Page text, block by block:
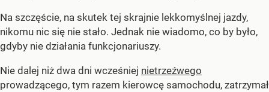
Na szczęście, na skutek tej skrajnie lekkomyślnej jazdy,
nikomu nic się nie stało. Jednak nie wiadomo, co by było,
gdyby nie działania funkcjonariuszy.
Nie dalej niż dwa dni wcześniej nietrzeźwego
prowadzącego, tym razem kierowcę samochodu, zatrzymał